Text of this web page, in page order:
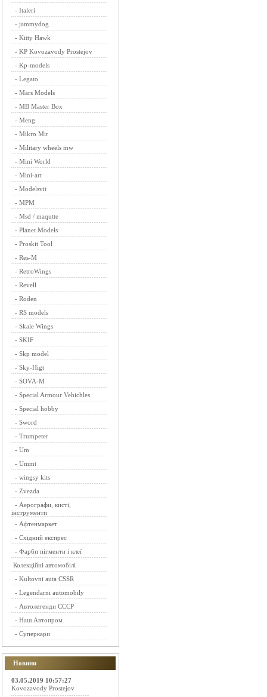
- Italeri
- jammydog
- Kitty Hawk
- KP Kovozavody Prostejov
- Kp-models
- Legato
- Mars Models
- MB Master Box
- Meng
- Mikro Mir
- Military wheels mw
- Mini World
- Mini-art
- Modelsvit
- MPM
- Msd / maqutte
- Planet Models
- Proskit Tool
- Res-M
- RetroWings
- Revell
- Roden
- RS models
- Skale Wings
- SKIF
- Skp model
- Sky-Higt
- SOVA-M
- Special Armour Vehichles
- Special hobby
- Sword
- Trumpeter
- Um
- Ummt
- wingsy kits
- Zvezda
- Аерографи, кисті,
інструменти
- Афтенмаркет
- Східний експрес
- Фарби пігменти і клеї
Колекційні автомобілі
- Kultovni auta CSSR
- Legendarni automobily
- Автолегенди СССР
- Наш Автопром
- Суперкари
Новини
03.05.2019 10:57:27
Kovozavody Prostejov